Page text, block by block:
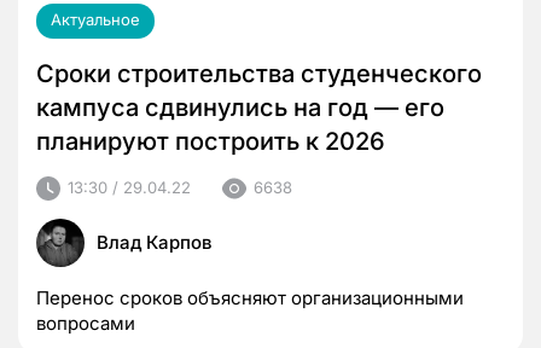
Актуальное
Сроки строительства студенческого
кампуса сдвинулись на год — его
планируют построить к 2026
13:30 / 29.04.22 6638
Влад Карпов
Перенос сроков объясняют организационными
вопросами